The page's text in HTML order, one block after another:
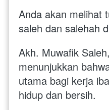
Anda akan melihat
saleh dan salehah
Akh. Muwafik
menunjukkan
utama bagi kerja
hidup dan bersih.